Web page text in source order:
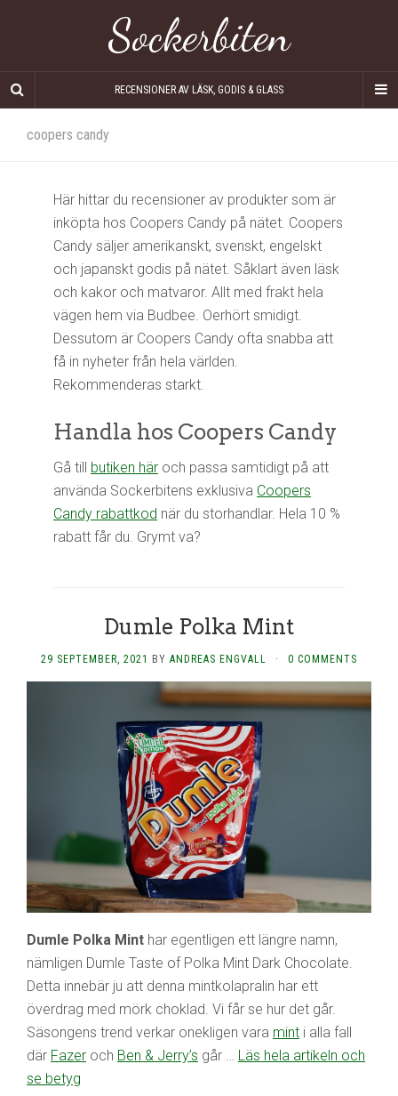
Sockerbiten
RECENSIONER AV LÄSK, GODIS & GLASS
coopers candy
Här hittar du recensioner av produkter som är
inköpta hos Coopers Candy på nätet. Coopers
Candy säljer amerikanskt, svenskt, engelskt
och japanskt godis på nätet. Såklart även läsk
och kakor och matvaror. Allt med frakt hela
vägen hem via Budbee. Oerhört smidigt.
Dessutom är Coopers Candy ofta snabba att
få in nyheter från hela världen.
Rekommenderas starkt.
Handla hos Coopers Candy
Gå till butiken här och passa samtidigt på att
använda Sockerbitens exklusiva Coopers
Candy rabattkod när du storhandlar. Hela 10 %
rabatt får du. Grymt va?
Dumle Polka Mint
29 SEPTEMBER, 2021 BY ANDREAS ENGVALL · 0 COMMENTS
Dumle Polka Mint har egentligen ett längre namn,
nämligen Dumle Taste of Polka Mint Dark Chocolate.
Detta innebär ju att denna mintkolapralin har ett
överdrag med mörk choklad. Vi får se hur det går.
Säsongens trend verkar onekligen vara mint i alla fall
där Fazer och Ben & Jerry’s går … Läs hela artikeln och
se betyg